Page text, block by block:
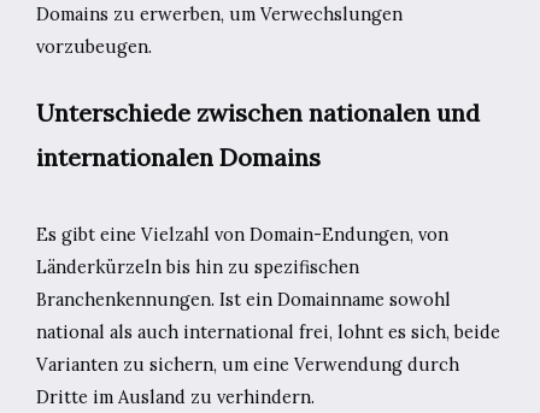
Domains zu erwerben, um Verwechslungen
vorzubeugen.
Unterschiede zwischen nationalen und
internationalen Domains
Es gibt eine Vielzahl von Domain-Endungen, von
Länderkürzeln bis hin zu spezifischen
Branchenkennungen. Ist ein Domainname sowohl
national als auch international frei, lohnt es sich, beide
Varianten zu sichern, um eine Verwendung durch
Dritte im Ausland zu verhindern.